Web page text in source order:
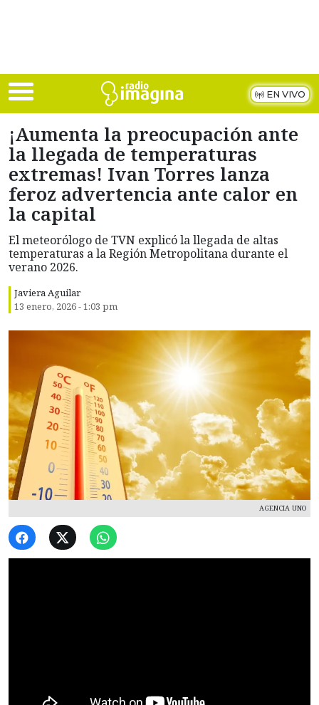
EN VIVO
¡Aumenta la preocupación ante
la llegada de temperaturas
extremas! Ivan Torres lanza
feroz advertencia ante calor en
la capital
El meteorólogo de TVN explicó la llegada de altas
temperaturas a la Región Metropolitana durante el
verano 2026.
Javiera Aguilar
13 enero, 2026 - 1:03 pm
AGENCIA UNO